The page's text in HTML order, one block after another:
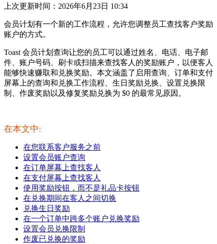
上次更新时间：2026年6月23日 10:34
会员计划有一个新的工作流程，允许您调整员工查找客户奖励
账户的方式。
Toast 会员计划查询让您的员工可以通过姓名、电话、电子邮
件、账户号码、刷卡或扫描来查找客人的奖励账户，以便客人
能够快速赚取和兑换奖励。本文涵盖了启用查询、订单和支付
屏幕上的查询和兑换工作流程、生日奖励兑换、设置兑换限
制、作废奖励以及修复奖励兑换为 $0 的最常见原因。
在本文中:
在您联系客户服务之前
设置会员账户查询
在订单屏幕上查找客人
在支付屏幕上查找客人
使用奖励按钮，而不是礼品卡按钮
在兑换期间在客人之间切换
兑换生日奖励
在一个订单中跨多个账户兑换奖励
设置会员兑换限制
作废已兑换的奖励